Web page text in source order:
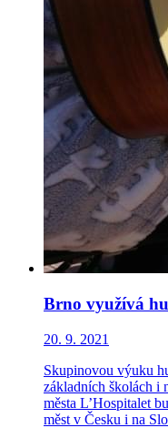
Brno využívá
20. 9. 2021
Skupinovou výuku
základních školách i
města L’Hospitalet
měst v Česku i na